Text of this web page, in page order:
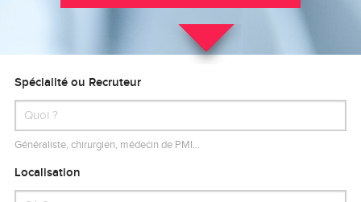
Spécialité ou Recruteur
Généraliste, chirurgien, médecin de PMI…
Localisation